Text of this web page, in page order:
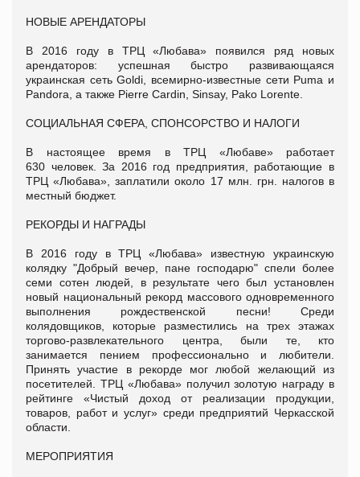
НОВЫЕ АРЕНДАТОРЫ
В 2016 году в ТРЦ «Любава» появился ряд новых
арендаторов: успешная быстро развивающаяся
украинская сеть Goldi, всемирно-известные сети Puma и
Pandora, а также Pierre Cardin, Sinsay, Pako Lorente.
СОЦИАЛЬНАЯ СФЕРА, СПОНСОРСТВО И НАЛОГИ
В настоящее время в ТРЦ «Любаве» работает
630 человек. За 2016 год предприятия, работающие в
ТРЦ «Любава», заплатили около 17 млн. грн. налогов в
местный бюджет.
РЕКОРДЫ И НАГРАДЫ
В 2016 году в ТРЦ «Любава» известную украинскую
колядку "Добрый вечер, пане господарю" спели более
семи сотен людей, в результате чего был установлен
новый национальный рекорд массового одновременного
выполнения рождественской песни! Среди
колядовщиков, которые разместились на трех этажах
торгово-развлекательного центра, были те, кто
занимается пением профессионально и любители.
Принять участие в рекорде мог любой желающий из
посетителей. ТРЦ «Любава» получил золотую награду в
рейтинге «Чистый доход от реализации продукции,
товаров, работ и услуг» среди предприятий Черкасской
области.
МЕРОПРИЯТИЯ